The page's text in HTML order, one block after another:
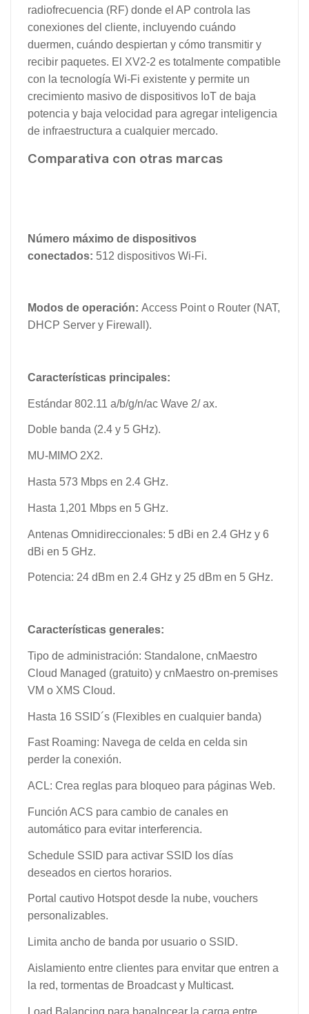
radiofrecuencia (RF) donde el AP controla las
conexiones del cliente, incluyendo cuándo
duermen, cuándo despiertan y cómo transmitir y
recibir paquetes. El XV2-2 es totalmente compatible
con la tecnología Wi-Fi existente y permite un
crecimiento masivo de dispositivos IoT de baja
potencia y baja velocidad para agregar inteligencia
de infraestructura a cualquier mercado.
Comparativa con otras marcas
Número máximo de dispositivos
conectados: 512 dispositivos Wi-Fi.
Modos de operación: Access Point o Router (NAT,
DHCP Server y Firewall).
Características principales:
Estándar 802.11 a/b/g/n/ac Wave 2/ ax.
Doble banda (2.4 y 5 GHz).
MU-MIMO 2X2.
Hasta 573 Mbps en 2.4 GHz.
Hasta 1,201 Mbps en 5 GHz.
Antenas Omnidireccionales: 5 dBi en 2.4 GHz y 6
dBi en 5 GHz.
Potencia: 24 dBm en 2.4 GHz y 25 dBm en 5 GHz.
Características generales:
Tipo de administración: Standalone, cnMaestro
Cloud Managed (gratuito) y cnMaestro on-premises
VM o XMS Cloud.
Hasta 16 SSID´s (Flexibles en cualquier banda)
Fast Roaming: Navega de celda en celda sin
perder la conexión.
ACL: Crea reglas para bloqueo para páginas Web.
Función ACS para cambio de canales en
automático para evitar interferencia.
Schedule SSID para activar SSID los días
deseados en ciertos horarios.
Portal cautivo Hotspot desde la nube, vouchers
personalizables.
Limita ancho de banda por usuario o SSID.
Aislamiento entre clientes para envitar que entren a
la red, tormentas de Broadcast y Multicast.
Load Balancing para banalncear la carga entre